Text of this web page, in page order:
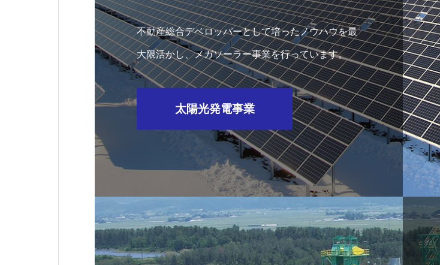
不動産総合デベロッパーとして培ったノウハウを最
大限活かし、メガソーラー事業を行っています。
太陽光発電事業